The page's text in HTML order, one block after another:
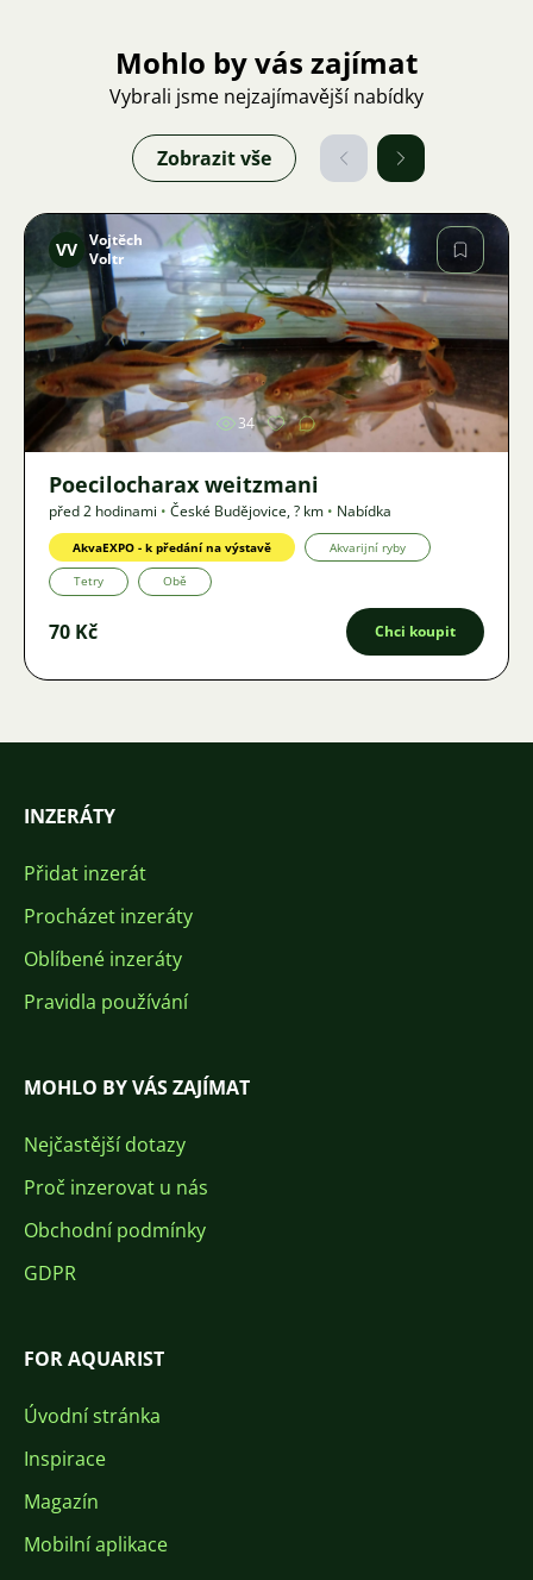
Mohlo by vás zajímat
Vybrali jsme nejzajímavější nabídky
Zobrazit vše
Obrázek
VV Vojtěch
Voltr
34
Poecilocharax weitzmani
před 2 hodinami • České Budějovice,? km • Nabídka
AkvaEXPO - k předání na výstavě Akvarijní ryby
Tetry Obě
70 Kč Chci koupit
INZERÁTY
Přidat inzerát
Procházet inzeráty
Oblíbené inzeráty
Pravidla používání
MOHLO BY VÁS ZAJÍMAT
Nejčastější dotazy
Proč inzerovat u nás
Obchodní podmínky
GDPR
FOR AQUARIST
Úvodní stránka
Inspirace
Magazín
Mobilní aplikace